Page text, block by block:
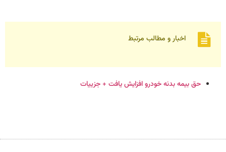
اخبار و مطالب مرتبط
حق بیمه بدنه خودرو افزایش یافت + جزییات